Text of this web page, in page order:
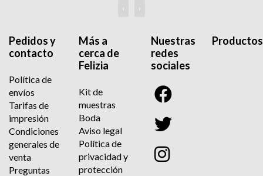
‹ ›
Pedidos y
contacto
Política de
envíos
Tarifas de
impresión
Condiciones
generales de
venta
Preguntas
Más a
cerca de
Felizia
Kit de
muestras
Boda
Aviso legal
Política de
privacidad y
protección
Nuestras
redes
sociales
Productos